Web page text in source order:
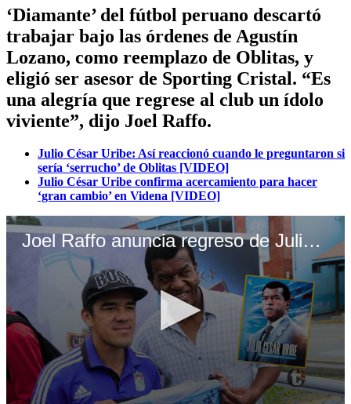
‘Diamante’ del fútbol peruano descartó
trabajar bajo las órdenes de Agustín
Lozano, como reemplazo de Oblitas, y
eligió ser asesor de Sporting Cristal. “Es
una alegría que regrese al club un ídolo
viviente”, dijo Joel Raffo.
Julio César Uribe: Así reaccionó cuando le preguntaron si
sería ‘serrucho’ de Oblitas [VIDEO]
Julio César Uribe confirma acercamiento para hacer
‘gran cambio’ en Videna [VIDEO]
Joel Raffo anuncia regreso de Julio César Uribe como asesor de Sporting Cristal